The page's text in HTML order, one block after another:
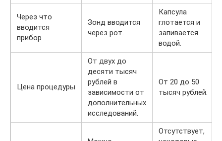
Через что
вводится
прибор
Зонд вводится
через рот.
Капсула
глотается и
запивается
водой.
Цена процедуры
От двух до
десяти тысяч
рублей в
зависимости от
дополнительных
исследований.
От 20 до 50
тысяч рублей.
Отсутствует,